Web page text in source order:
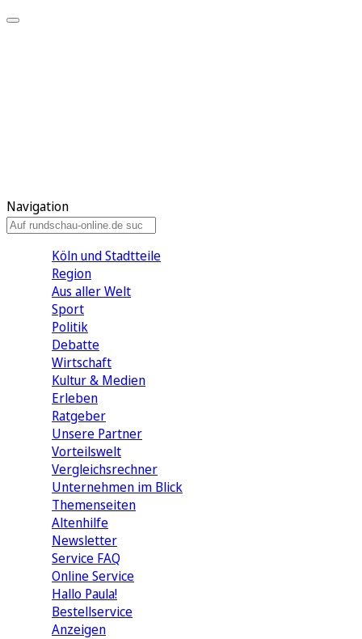
Navigation
Köln und Stadtteile
Region
Aus aller Welt
Sport
Politik
Debatte
Wirtschaft
Kultur & Medien
Erleben
Ratgeber
Unsere Partner
Vorteilswelt
Vergleichsrechner
Unternehmen im Blick
Themenseiten
Altenhilfe
Newsletter
Service FAQ
Online Service
Hallo Paula!
Bestellservice
Anzeigen